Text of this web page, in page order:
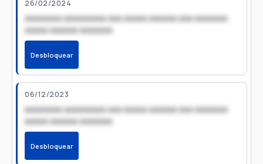
26/02/2024
xxxxxxxx xxxxxxxxx xxx xxxxx xxxxxx xxx xxxxxxx
xxxxx xxxxxx xxxxxxx
Desbloquear
06/12/2023
xxxxxxxx xxxxxxxxx xxx xxxxx xxxxxx xxx xxxxxxx
xxxxx xxxxxx xxxxxxx
Desbloquear